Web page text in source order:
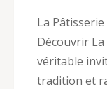
La
Découvrir
véritable
tradition et